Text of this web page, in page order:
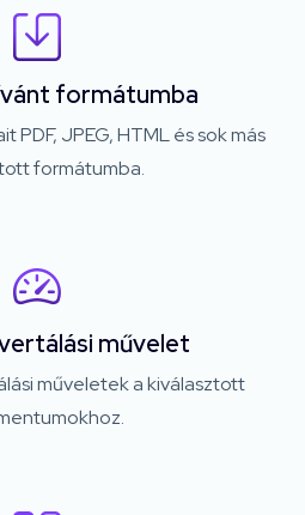
formátumba
JPEG, HTML és sok más
formátumba.
művelet
műveletek a kiválasztott